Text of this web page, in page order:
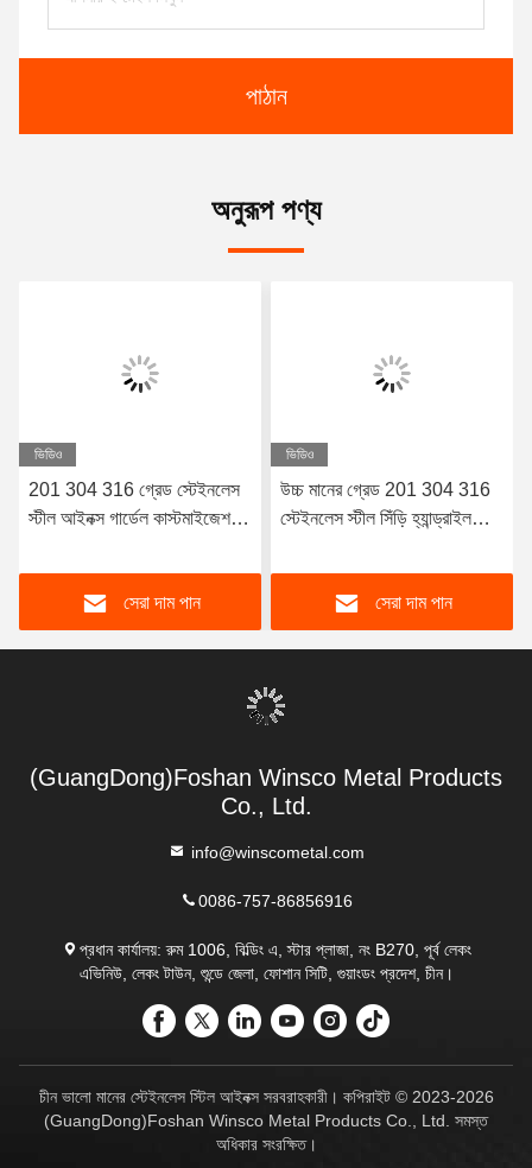
পাঠান
অনুরূপ পণ্য
ভিডিও
201 304 316 গ্রেড স্টেইনলেস
স্টীল আইনক্স গার্ডেল কাস্টমাইজেশন
সেরা দাম পান
ভিডিও
উচ্চ মানের গ্রেড 201 304 316
স্টেইনলেস স্টীল সিঁড়ি হ্যান্ড্রাইল
সেরা দাম পান
(GuangDong)Foshan Winsco Metal Products
Co., Ltd.
info@winscometal.com
0086-757-86856916
প্রধান কার্যালয়: রুম 1006, বিল্ডিং এ, স্টার প্লাজা, নং B270, পূর্ব লেকং
এভিনিউ, লেকং টাউন, শুন্ডে জেলা, ফোশান সিটি, গুয়াংডং প্রদেশ, চীন।
চীন ভালো মানের স্টেইনলেস স্টিল আইনক্স সরবরাহকারী। কপিরাইট © 2023-2026
(GuangDong)Foshan Winsco Metal Products Co., Ltd. সমস্ত
অধিকার সংরক্ষিত।